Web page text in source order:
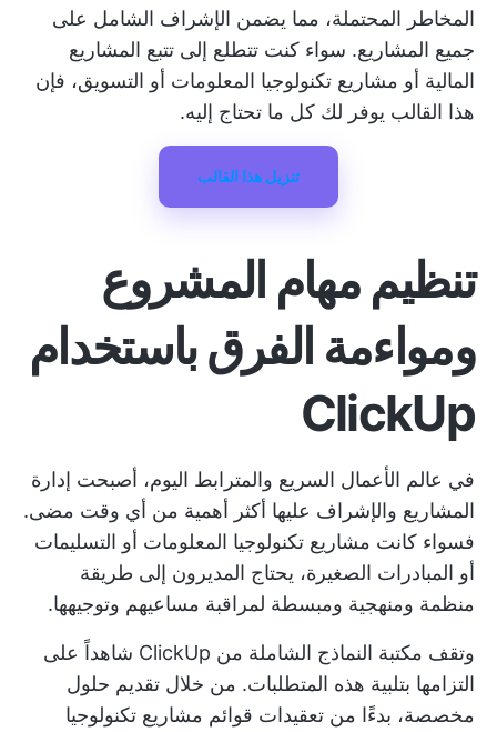
المخاطر المحتملة، مما يضمن الإشراف الشامل على
جميع المشاريع. سواء كنت تتطلع إلى تتبع المشاريع
المالية أو مشاريع تكنولوجيا المعلومات أو التسويق، فإن
هذا القالب يوفر لك كل ما تحتاج إليه.
تنزيل هذا القالب
تنظيم مهام المشروع
ومواءمة الفرق باستخدام
ClickUp
في عالم الأعمال السريع والمترابط اليوم، أصبحت إدارة
المشاريع والإشراف عليها أكثر أهمية من أي وقت مضى.
فسواء كانت مشاريع تكنولوجيا المعلومات أو التسليمات
أو المبادرات الصغيرة، يحتاج المديرون إلى طريقة
منظمة ومنهجية ومبسطة لمراقبة مساعيهم وتوجيهها.
وتقف مكتبة النماذج الشاملة من ClickUp شاهداً على
التزامها بتلبية هذه المتطلبات. من خلال تقديم حلول
مخصصة، بدءًا من تعقيدات قوائم مشاريع تكنولوجيا